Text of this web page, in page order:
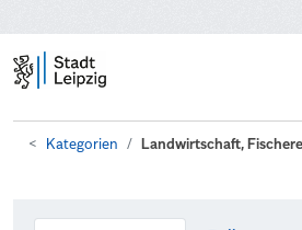
Kategorien Landwirtschaft,